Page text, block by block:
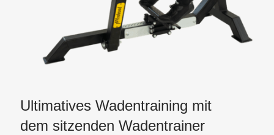
Ultimatives Wadentraining mit
dem sitzenden Wadentrainer